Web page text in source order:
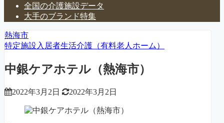
全国の介護施設データ
大手のブランド特集
熱海市
特定施設入居者生活介護（有料老人ホーム）
中銀ケアホテル（熱海市）
2022年3月2日 2022年3月2日